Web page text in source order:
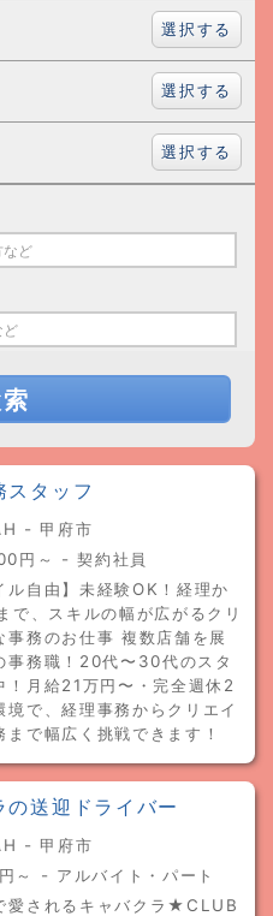
選択する
選択する
選択する
スタッフ
- 甲府市
円～ - 契約社員
ル自由】未経験OK！経理か
で、スキルの幅が広がるクリ
事務のお仕事 複数店舗を展
事務職！20代〜30代のスタ
！月給21万円〜・完全週休2
境で、経理事務からクリエイ
まで幅広く挑戦できます！
の送迎ドライバー
- 甲府市
～ - アルバイト・パート
愛されるキャバクラ★CLUB